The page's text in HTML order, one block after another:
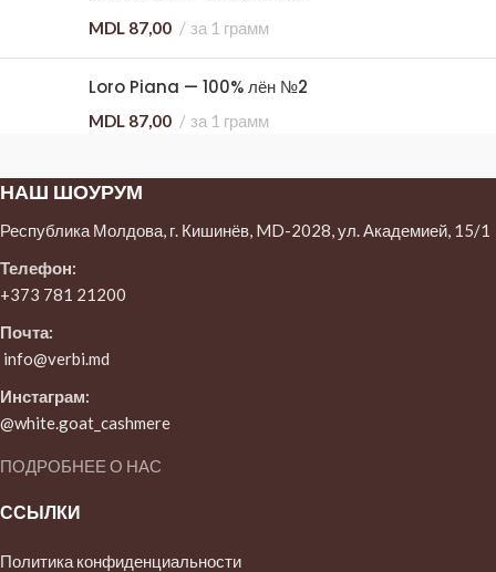
MDL 87,00 за 1 грамм
Loro Piana — 100% лён №2
MDL 87,00 за 1 грамм
НАШ ШОУРУМ
Республика Молдова, г. Кишинёв, MD-2028, ул. Академией, 15/1
Телефон:
+373 781 21200
Почта:
info@verbi.md
Инстаграм:
@white.goat_cashmere
ПОДРОБНЕЕ О НАС
ССЫЛКИ
Политика конфиденциальности